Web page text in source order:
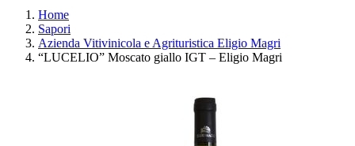
Home
Sapori
Azienda Vitivinicola e Agrituristica Eligio Magri
“LUCELIO” Moscato giallo IGT – Eligio Magri